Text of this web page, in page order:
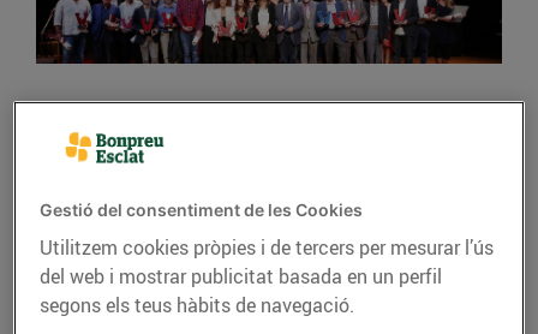
GASTRONOMIA I TRADICIONS
estratègic, cohesiona el
territori i és sostenible"
09/de febrer/2017
Gestió del consentiment de les Cookies
Utilitzem cookies pròpies i de tercers per mesurar l’ús
del web i mostrar publicitat basada en un perfil
segons els teus hàbits de navegació.